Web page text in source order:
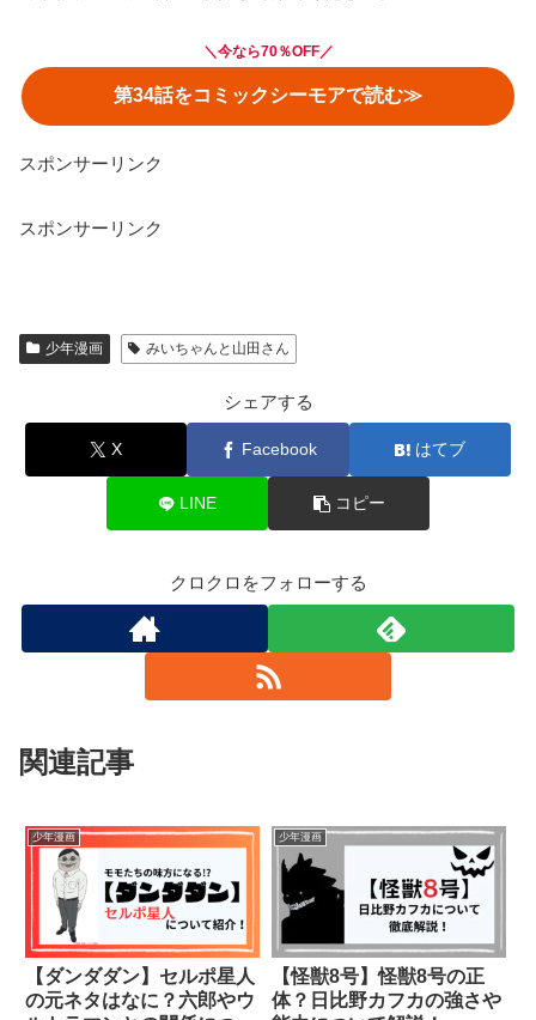
＼ 今なら70％OFF／
第34話をコミックシーモアで読む≫
スポンサーリンク
スポンサーリンク
少年漫画 みいちゃんと山田さん
シェアする
X Facebook はてブ
LINE コピー
クロクロをフォローする
関連記事
少年漫画
【ダンダダン】セルポ星人
の元ネタはなに？六郎やウ
少年漫画
【怪獣8号】怪獣8号の正
体？日比野カフカの強さや